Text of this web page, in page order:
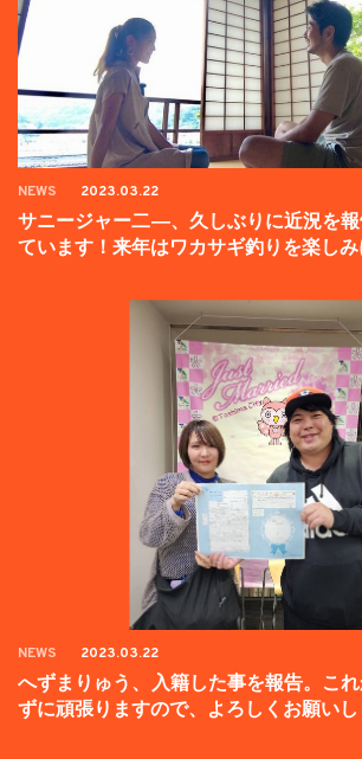
NEWS 2023.03.22
サニージャー二―、久しぶりに近況を
ています！来年はワカサギ釣りを楽しみ
NEWS 2023.03.22
へずまりゅう、入籍した事を報告。こ
ずに頑張りますので、よろしくお願いし